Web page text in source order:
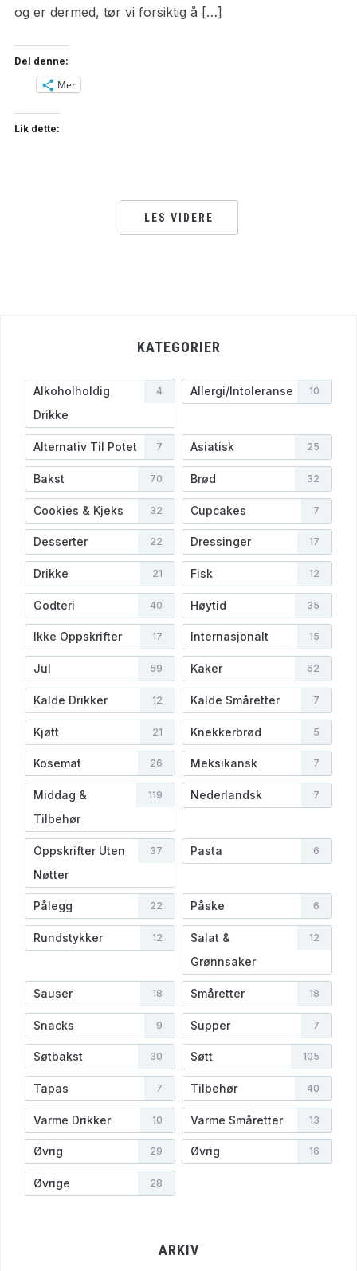
og er dermed, tør vi forsiktig å […]
Del denne:
Mer
Lik dette:
LES VIDERE
KATEGORIER
Alkoholholdig
Drikke
4 Allergi/Intoleranse 10
Alternativ Til Potet 7 Asiatisk 25
Bakst 70 Brød 32
Cookies & Kjeks 32 Cupcakes 7
Desserter 22 Dressinger 17
Drikke 21 Fisk 12
Godteri 40 Høytid 35
Ikke Oppskrifter 17 Internasjonalt 15
Jul 59 Kaker 62
Kalde Drikker 12 Kalde Småretter 7
Kjøtt 21 Knekkerbrød 5
Kosemat 26 Meksikansk 7
Middag &
Tilbehør
119 Nederlandsk 7
Oppskrifter Uten
Nøtter
37 Pasta 6
Pålegg 22 Påske 6
Rundstykker 12
Salat &
Grønnsaker
12
Sauser 18 Småretter 18
Snacks 9 Supper 7
Søtbakst 30 Søtt 105
Tapas 7 Tilbehør 40
Varme Drikker 10 Varme Småretter 13
Øvrig 29 Øvrig 16
Øvrige 28
ARKIV